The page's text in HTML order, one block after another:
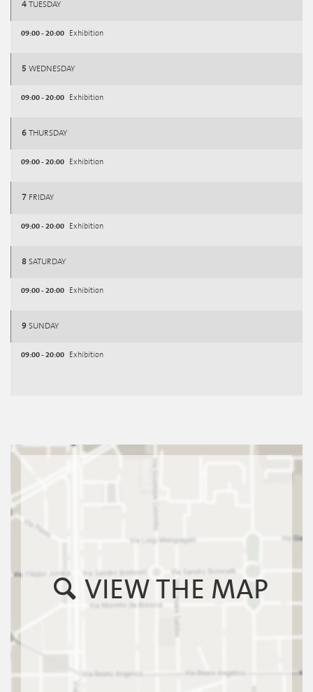
4 TUESDAY
09:00 - 20:00 Exhibition
5 WEDNESDAY
09:00 - 20:00 Exhibition
6 THURSDAY
09:00 - 20:00 Exhibition
7 FRIDAY
09:00 - 20:00 Exhibition
8 SATURDAY
09:00 - 20:00 Exhibition
9 SUNDAY
09:00 - 20:00 Exhibition
VIEW THE MAP